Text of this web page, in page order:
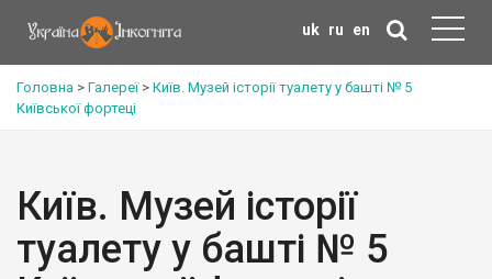
uk ru en
Головна > Галереї> Київ. Музей історії туалету у башті № 5
Київської фортеці
Київ. Музей історії
туалету у башті № 5